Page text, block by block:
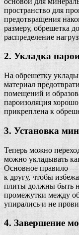
пространство для
предотвращения
размеру, обрешетка
распределение
2. Укладка
На обрешетку
материал
помещений и
пароизоляция
прикреплена к
3. Установка
Теперь можно
можно укладывать
Основное правило —
к другу, чтобы
плиты должны быть
промежутки между
упирались и не
4. Завершение